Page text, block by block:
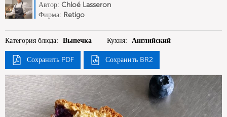
Автор: Chloé Lasseron
Фирма: Retigo
Категория блюда: Выпечка Кухня: Английский
Сохранить PDF Сохранить BR2